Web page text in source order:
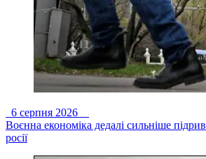
6 серпня 2026
Воєнна економіка дедалі сильніше
росії